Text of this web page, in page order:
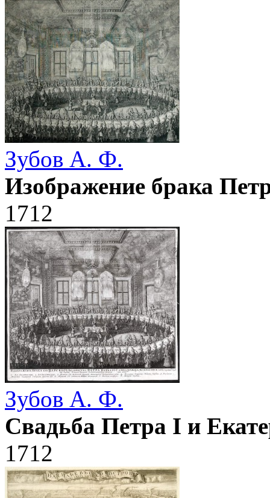
Зубов А. Ф.
Изображение брака
1712
Зубов А. Ф.
Свадьба Петра I и
1712